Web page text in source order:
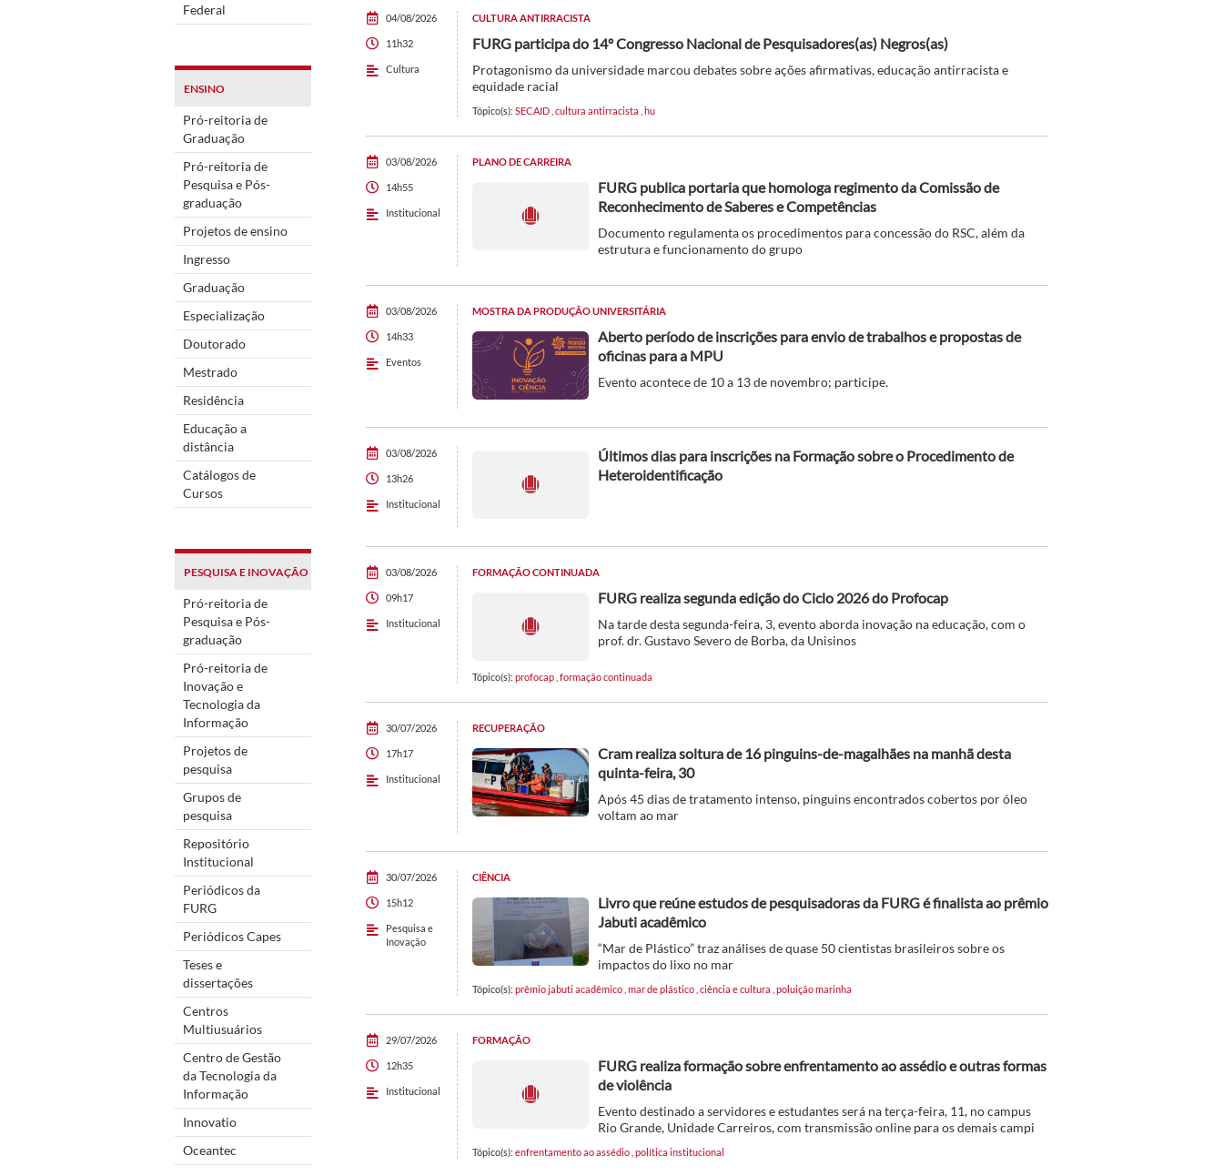
Federal
ENSINO
Pró-reitoria de
Graduação
Pró-reitoria de
Pesquisa e Pós-
graduação
Projetos de ensino
Ingresso
Graduação
Especialização
Doutorado
Mestrado
Residência
Educação a
distância
Catálogos de
Cursos
PESQUISA E INOVAÇÃO
Pró-reitoria de
Pesquisa e Pós-
graduação
Pró-reitoria de
Inovação e
Tecnologia da
Informação
Projetos de
pesquisa
Grupos de
pesquisa
Repositório
Institucional
Periódicos da
FURG
Periódicos Capes
Teses e
dissertações
Centros
Multiusuários
Centro de Gestão
da Tecnologia da
Informação
Innovatio
Oceantec
04/08/2026
11h32
Cultura
CULTURA ANTIRRACISTA
FURG participa do 14º Congresso Nacional de Pesquisadores(as) Negros(as)
Protagonismo da universidade marcou debates sobre ações afirmativas, educação antirracista e
equidade racial
Tópico(s): SECAID cultura antirracista hu
03/08/2026
14h55
Institucional
PLANO DE CARREIRA
FURG publica portaria que homologa regimento da Comissão de
Reconhecimento de Saberes e Competências
Documento regulamenta os procedimentos para concessão do RSC, além da
estrutura e funcionamento do grupo
03/08/2026
14h33
Eventos
MOSTRA DA PRODUÇÃO UNIVERSITÁRIA
Aberto período de inscrições para envio de trabalhos e propostas de
oficinas para a MPU
Evento acontece de 10 a 13 de novembro; participe.
03/08/2026
13h26
Institucional
Últimos dias para inscrições na Formação sobre o Procedimento de
Heteroidentificação
03/08/2026
09h17
Institucional
FORMAÇÃO CONTINUADA
FURG realiza segunda edição do Ciclo 2026 do Profocap
Na tarde desta segunda-feira, 3, evento aborda inovação na educação, com o
prof. dr. Gustavo Severo de Borba, da Unisinos
Tópico(s): profocap formação continuada
30/07/2026
17h17
Institucional
RECUPERAÇÃO
Cram realiza soltura de 16 pinguins-de-magalhães na manhã desta
quinta-feira, 30
Após 45 dias de tratamento intenso, pinguins encontrados cobertos por óleo
voltam ao mar
30/07/2026
15h12
Pesquisa e
Inovação
CIÊNCIA
Livro que reúne estudos de pesquisadoras da FURG é finalista ao prêmio
Jabuti acadêmico
“Mar de Plástico” traz análises de quase 50 cientistas brasileiros sobre os
impactos do lixo no mar
Tópico(s): prêmio jabuti acadêmico mar de plástico ciência e cultura poluição marinha
29/07/2026
12h35
Institucional
FORMAÇÃO
FURG realiza formação sobre enfrentamento ao assédio e outras formas
de violência
Evento destinado a servidores e estudantes será na terça-feira, 11, no campus
Rio Grande, Unidade Carreiros, com transmissão online para os demais campi
Tópico(s): enfrentamento ao assédio política institucional